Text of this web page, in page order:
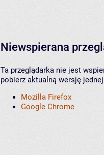
Niewspierana
Ta przeglądarka nie jest
pobierz aktualną wersję
Mozilla Firefox
Google Chrome